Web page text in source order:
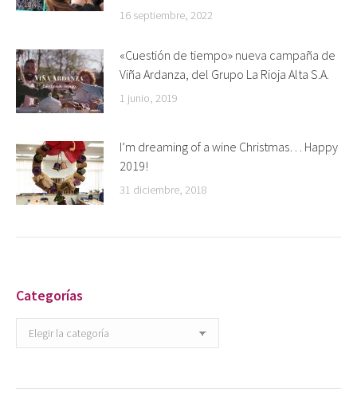
16 septiembre, 2022
«Cuestión de tiempo» nueva campaña de
Viña Ardanza, del Grupo La Rioja Alta S.A.
1 junio, 2019
I’m dreaming of a wine Christmas… Happy
2019!
31 diciembre, 2018
Categorías
Categorías